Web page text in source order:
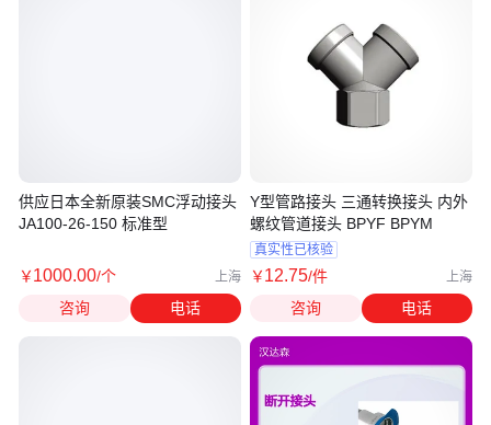
供应日本全新原装SMC浮动接头
JA100-26-150 标准型
￥1000.00/个 上海
咨询 电话
Y型管路接头 三通转换接头 内外
螺纹管道接头 BPYF BPYM
真实性已核验
￥12.75/件 上海
咨询 电话